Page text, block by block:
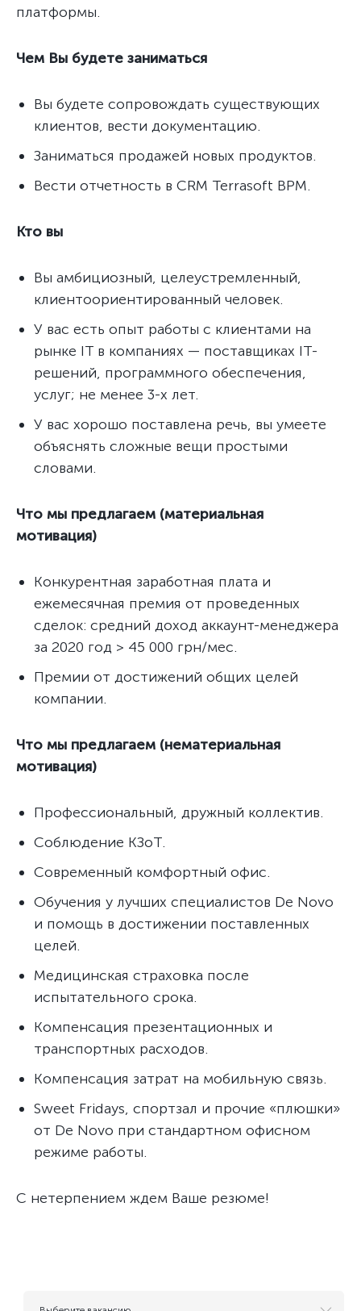
платформы.
Чем Вы будете заниматься
Вы будете сопровождать существующих
клиентов, вести документацию.
Заниматься продажей новых продуктов.
Вести отчетность в CRM Terrasoft BPM.
Кто вы
Вы амбициозный, целеустремленный,
клиентоориентированный человек.
У вас есть опыт работы с клиентами на
рынке IT в компаниях — поставщиках IT-
решений, программного обеспечения,
услуг; не менее 3-х лет.
У вас хорошо поставлена речь, вы умеете
объяснять сложные вещи простыми
словами.
Что мы предлагаем (материальная
мотивация)
Конкурентная заработная плата и
ежемесячная премия от проведенных
сделок: средний доход аккаунт-менеджера
за 2020 год > 45 000 грн/мес.
Премии от достижений общих целей
компании.
Что мы предлагаем (нематериальная
мотивация)
Профессиональный, дружный коллектив.
Соблюдение КЗоТ.
Современный комфортный офис.
Обучения у лучших специалистов De Novo
и помощь в достижении поставленных
целей.
Медицинская страховка после
испытательного срока.
Компенсация презентационных и
транспортных расходов.
Компенсация затрат на мобильную связь.
Sweet Fridays, спортзал и прочие «плюшки»
от De Novo при стандартном офисном
режиме работы.
С нетерпением ждем Ваше резюме!